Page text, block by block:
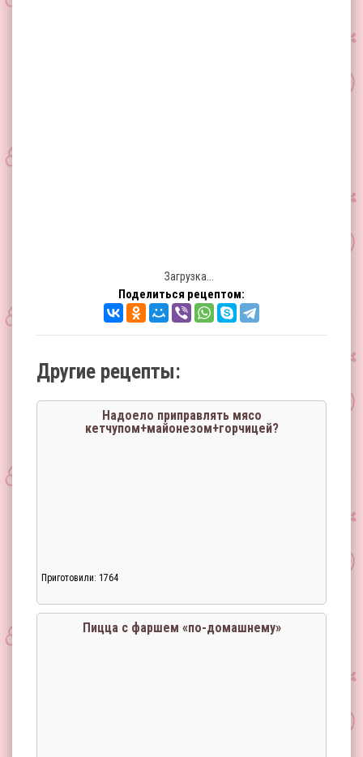
Загрузка...
Поделиться рецептом:
Другие рецепты:
Надоело приправлять мясо
кетчупом+майонезом+горчицей?
Приготовили: 1764
Пицца с фаршем «по-домашнему»